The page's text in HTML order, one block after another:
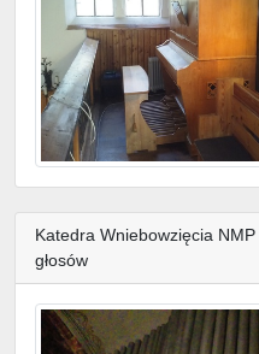
Katedra Wniebowzięcia
głosów